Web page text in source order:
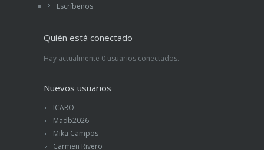
Escríbenos
Quién está conectado
Hay actualmente 0 usuarios conectados.
Nuevos usuarios
ICARO
Madb2026
Mika Campos
Carmen Rivero